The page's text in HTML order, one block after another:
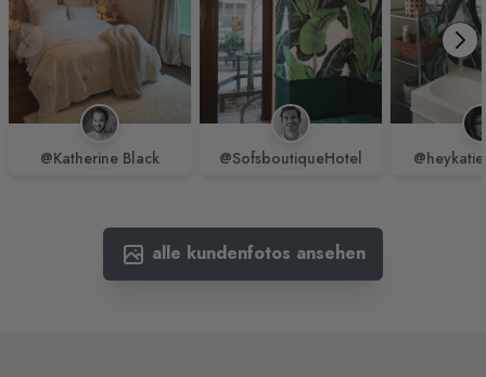
@Katherine Black @SofsboutiqueHotel
alle kundenfotos ansehen